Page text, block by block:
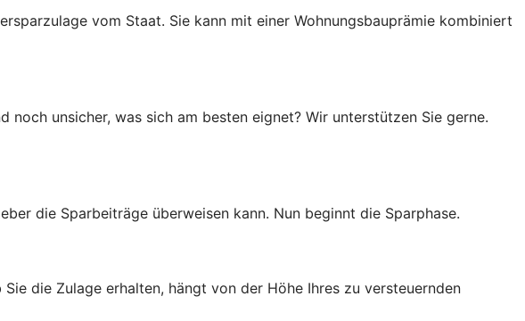
vom Staat. Sie kann mit einer Wohnungsbauprämie kombiniert
unsicher, was sich am besten eignet? Wir unterstützen Sie gerne.
die Sparbeiträge überweisen kann. Nun beginnt die Sparphase.
die Zulage erhalten, hängt von der Höhe Ihres zu versteuernden